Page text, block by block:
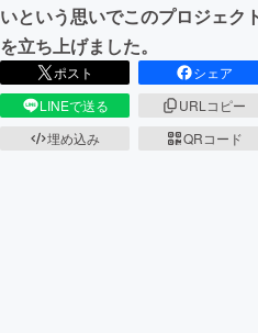
いという思いでこのプロジェク
を立ち上げました。
ポスト
シェア
LINEで送る
URLコピー
埋め込み
QRコード